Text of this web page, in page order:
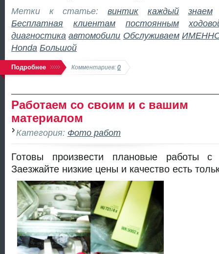
Метки к статье:винтик каждый
знаем
Бесплатная
клиентам постоянным
диагностика автомобили Обслуживаем
Honda Большой
Подробнее Комментариев: 0
Работаем со своим и с вашим
материалом
Категория: Фото работ
Готовы произвести плановые работы
Заезжайте низкие цены и качество есть